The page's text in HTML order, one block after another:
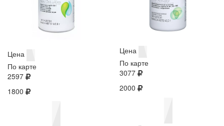
Цена
По карте
2597
1800
Цена
По карте
3077
2000